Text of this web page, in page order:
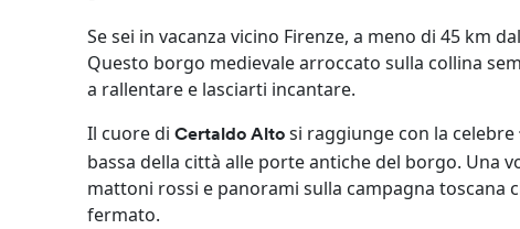
Se sei in vacanza vicino Firenze, a meno di 45 km
Questo borgo medievale arroccato sulla collina
a rallentare e lasciarti incantare.
Il cuore diCertaldo Alto si raggiunge con la celebre
bassa della città alle porte antiche del borgo. Una
mattoni rossi e panorami sulla campagna toscana
fermato.